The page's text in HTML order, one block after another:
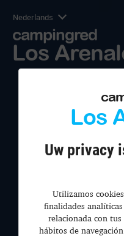
Nederlands
campingred
Los
Los
Uw privacy
Utilizamos
finalidades
relacionada con
hábitos de